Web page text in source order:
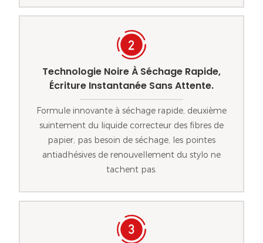
Technologie Noire À Séchage Rapide,
Écriture Instantanée Sans Attente.
Formule innovante à séchage rapide, deuxième
suintement du liquide correcteur des fibres de
papier, pas besoin de séchage, les pointes
antiadhésives de renouvellement du stylo ne
tachent pas.